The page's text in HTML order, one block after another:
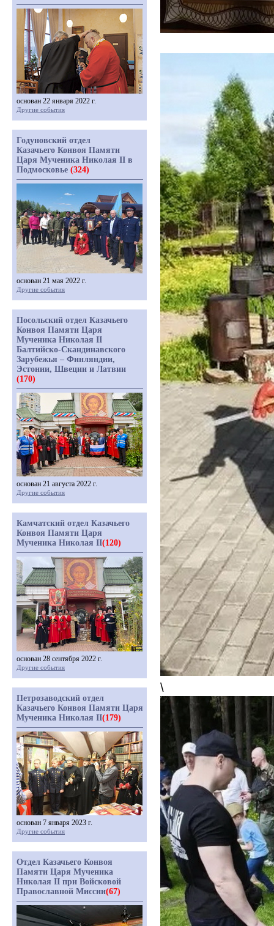
\
основан 22 января 2022 г.
Другие события
Годуновский отдел
Казачьего Конвоя Памяти
Царя Мученика Николая II в
Подмосковье (324)
основан 21 мая 2022 г.
Другие события
Посольский отдел Казачьего
Конвоя Памяти Царя
Мученика Николая II
Балтийско-Скандинавского
Зарубежья – Финляндии,
Эстонии, Швеции и Латвии
(170)
основан 21 августа 2022 г.
Другие события
Камчатский отдел Казачьего
Конвоя Памяти Царя
Мученика Николая II(120)
основан 28 сентября 2022 г.
Другие события
Петрозаводский отдел
Казачьего Конвоя Памяти Царя
Мученика Николая II(179)
основан 7 января 2023 г.
Другие события
Отдел Казачьего Конвоя
Памяти Царя Мученика
Николая II при Войсковой
Православной Миссии(67)